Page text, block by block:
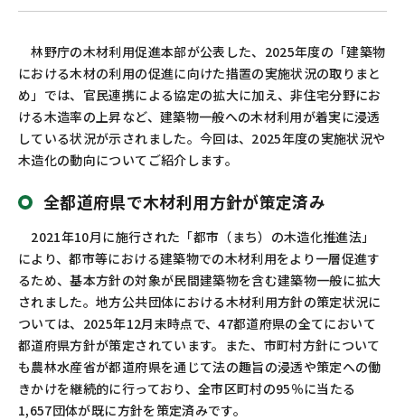
林野庁の木材利用促進本部が公表した、 2025年度の「建築物
における木材の利用の促進に向けた措置の実施状況の取りまと
め」では、官民連携による協定の拡大に加え、非住宅分野にお
ける木造率の上昇など、建築物一般への木材利用が着実に浸透
している状況が示されました。今回は、 2025年度の実施状況や
木造化の動向についてご紹介します。
全都道府県で木材利用方針が策定済み
2021年10月に施行された「都市（まち）の木造化推進法」
により、都市等における建築物での木材利用をより一層促進す
るため、基本方針の対象が民間建築物を含む建築物一般に拡大
されました。地方公共団体における木材利用方針の策定状況に
ついては、 2025年12月末時点で、47都道府県の全てにおいて
都道府県方針が策定されています。また、市町村方針について
も農林水産省が都道府県を通じて法の趣旨の浸透や策定への働
きかけを継続的に行っており、全市区町村の95％に当たる
1,657団体が既に方針を策定済みです。